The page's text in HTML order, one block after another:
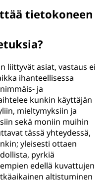
tietokoneen
liittyvät asiat, vastaus ei
ihanteellisessa
ja
kunkin käyttäjän
mieltymyksiin ja
sekä moniin muihin
tässä yhteydessä,
yleisesti ottaen
pyrkiä
edellä kuvattujen
altistuminen